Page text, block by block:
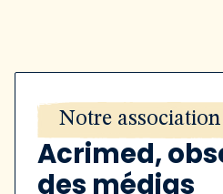
Notre association
Acrimed,
des médias